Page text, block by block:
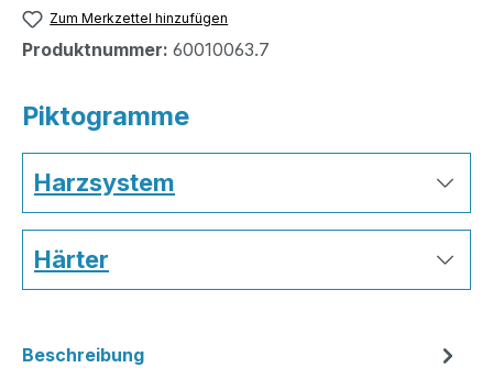
Zum Merkzettel hinzufügen
Produktnummer: 60010063.7
Piktogramme
Harzsystem
Härter
Beschreibung